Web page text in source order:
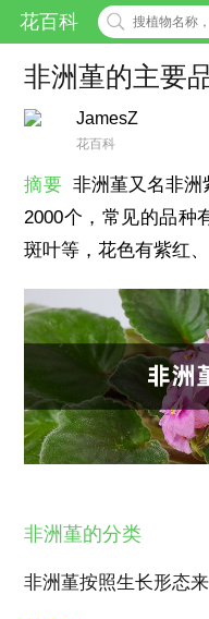
花百科
非洲堇的主要
JamesZ
花百科
摘要 非洲堇又名非
2000个，常见的品种
斑叶等，花色有紫红
非洲堇的分类
非洲堇按照生长形态